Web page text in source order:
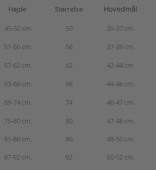
Højde Størrelse Hovedmål
45-50 cm. 50 35-37 cm.
51-56 cm. 56 37-39 cm.
57-62 cm. 62 42-44 cm.
63-68 cm. 68 44-46 cm.
69-74 cm. 74 46-47 cm.
75-80 cm. 80
47-48 cm.
81-86 cm. 86
48-50 cm.
87-92 cm. 92
50-52 cm.